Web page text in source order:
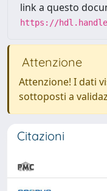
link a questo
https://
Attenzione
Attenzione! I dati
sottoposti a
Citazioni